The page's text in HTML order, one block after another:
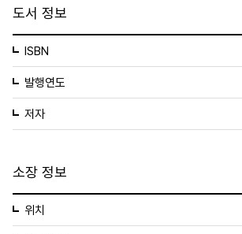
도서 정보
ISBN
발행연도
저자
소장 정보
위치